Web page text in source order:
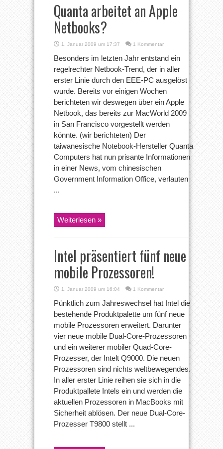
Quanta arbeitet an Apple
Netbooks?
1. Januar 2009 um 17:37 1 Kommentar
Besonders im letzten Jahr entstand ein
regelrechter Netbook-Trend, der in aller
erster Linie durch den EEE-PC ausgelöst
wurde. Bereits vor einigen Wochen
berichteten wir deswegen über ein Apple
Netbook, das bereits zur MacWorld 2009
in San Francisco vorgestellt werden
könnte. (wir berichteten) Der
taiwanesische Notebook-Hersteller Quanta
Computers hat nun prisante Informationen
in einer News, vom chinesischen
Government Information Office, verlauten
...
Weiterlesen »
Intel präsentiert fünf neue
mobile Prozessoren!
1. Januar 2009 um 16:04 1 Kommentar
Pünktlich zum Jahreswechsel hat Intel die
bestehende Produktpalette um fünf neue
mobile Prozessoren erweitert. Darunter
vier neue mobile Dual-Core-Prozessoren
und ein weiterer mobiler Quad-Core-
Prozesser, der Intelt Q9000. Die neuen
Prozessoren sind nichts weltbewegendes.
In aller erster Linie reihen sie sich in die
Produktpallete Intels ein und werden die
aktuellen Prozessoren in MacBooks mit
Sicherheit ablösen. Der neue Dual-Core-
Prozesser T9800 stellt ...